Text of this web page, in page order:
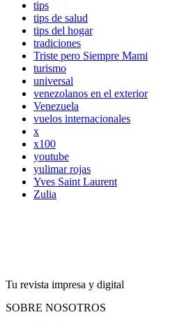
tips
tips de salud
tips del hogar
tradiciones
Triste pero Siempre Mami
turismo
universal
venezolanos en el exterior
Venezuela
vuelos internacionales
x
x100
youtube
yulimar rojas
Yves Saint Laurent
Zulia
Tu revista impresa y digital
SOBRE NOSOTROS